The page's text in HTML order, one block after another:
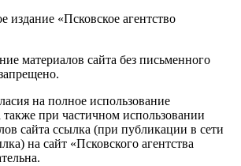
издание «Псковское агентство
материалов сайта без письменного
на полное использование
также при частичном использовании
сайта ссылка (при публикации в сети
на сайт «Псковского агентства